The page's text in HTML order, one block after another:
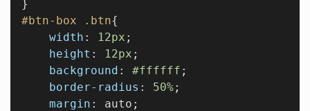
#btn-box
.btn{
width : 12px ;
height : 12px ;
background : #ffffff ;
border-radius : 50%;
margin : auto;